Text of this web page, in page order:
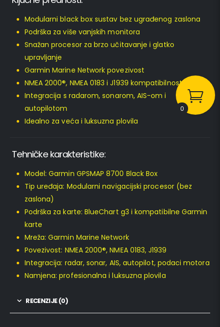
Modularni black box sustav bez ugrađenog zaslona
Podrška za više vanjskih monitora
Snažan procesor za brzo učitavanje i glatko
upravljanje
Garmin Marine Network povezivost
NMEA 2000®, NMEA 0183 i J1939 kompatibilnost
Integracija s radarom, sonarom, AIS-om i
autopilotom
Idealno za veća i luksuzna plovila
Tehničke karakteristike:
Model: Garmin GPSMAP 8700 Black Box
Tip uređaja: Modularni navigacijski procesor (bez
zaslona)
Podrška za karte: BlueChart g3 i kompatibilne Garmin
karte
Mreža: Garmin Marine Network
Povezivost: NMEA 2000®, NMEA 0183, J1939
Integracija: radar, sonar, AIS, autopilot, podaci motora
Namjena: profesionalna i luksuzna plovila
RECENZIJE (0)
0